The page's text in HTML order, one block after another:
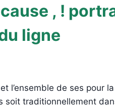
, !
ligne
l’ensemble de ses pour
soit traditionnellement